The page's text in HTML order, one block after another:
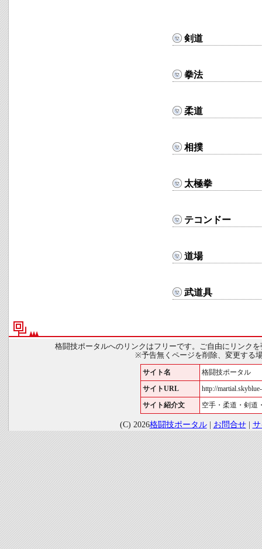
剣道
拳法
柔道
相撲
太極拳
テコンドー
道場
武道具
格闘技ポータルへのリンクはフリーです。ご自由にリンク
※予告無くページを削除、変更する
サイト名 格闘技ポータル
サイトURL http://
サイト紹介文 空手・柔道・剣道
(C) 2026格闘技ポータル| お問合せ|